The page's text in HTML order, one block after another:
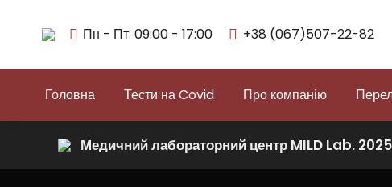
Пн - Пт: 09:00 - 17:00 +38 (067)507-22-82
Головна Тести на Covid Про компанію
Медичний лабораторний центр MILD Lab. 2025